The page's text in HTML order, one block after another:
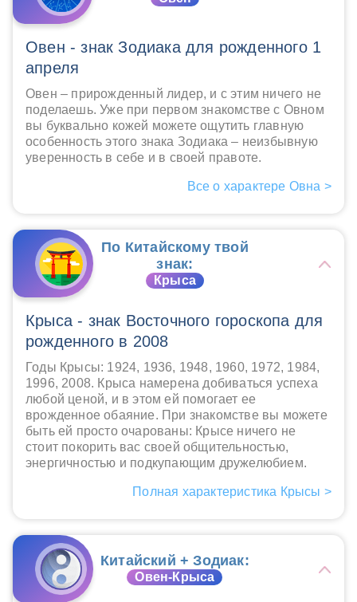
Овен - знак Зодиака для рожденного 1
апреля
Овен – прирожденный лидер, и с этим ничего не
поделаешь. Уже при первом знакомстве с Овном
вы буквально кожей можете ощутить главную
особенность этого знака Зодиака – неизбывную
уверенность в себе и в своей правоте.
Все о характере Овна >
По Китайскому твой
знак:
Крыса
Крыса - знак Восточного гороскопа для
рожденного в 2008
Годы Крысы: 1924, 1936, 1948, 1960, 1972, 1984,
1996, 2008. Крыса намерена добиваться успеха
любой ценой, и в этом ей помогает ее
врожденное обаяние. При знакомстве вы можете
быть ей просто очарованы: Крысе ничего не
стоит покорить вас своей общительностью,
энергичностью и подкупающим дружелюбием.
Полная характеристика Крысы >
Китайский + Зодиак:
Овен-Крыса